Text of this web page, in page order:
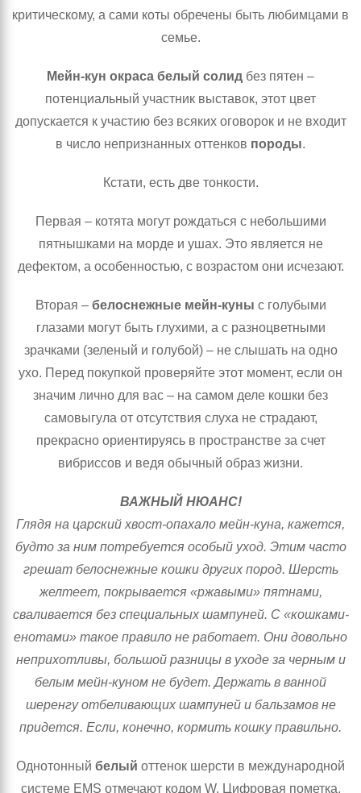
критическому, а сами коты обречены быть любимцами в
семье.
Мейн-кун окраса белый солид без пятен –
потенциальный участник выставок, этот цвет
допускается к участию без всяких оговорок и не входит
в число непризнанных оттенков породы.
Кстати, есть две тонкости.
Первая – котята могут рождаться с небольшими
пятнышками на морде и ушах. Это является не
дефектом, а особенностью, с возрастом они исчезают.
Вторая – белоснежные мейн-куны с голубыми
глазами могут быть глухими, а с разноцветными
зрачками (зеленый и голубой) – не слышать на одно
ухо. Перед покупкой проверяйте этот момент, если он
значим лично для вас – на самом деле кошки без
самовыгула от отсутствия слуха не страдают,
прекрасно ориентируясь в пространстве за счет
вибриссов и ведя обычный образ жизни.
ВАЖНЫЙ НЮАНС!
Глядя на царский хвост-опахало мейн-куна, кажется,
будто за ним потребуется особый уход. Этим часто
грешат белоснежные кошки других пород. Шерсть
желтеет, покрывается «ржавыми» пятнами,
сваливается без специальных шампуней. С «кошками-
енотами» такое правило не работает. Они довольно
неприхотливы, большой разницы в уходе за черным и
белым мейн-куном не будет. Держать в ванной
шеренгу отбеливающих шампуней и бальзамов не
придется. Если, конечно, кормить кошку правильно.
Однотонный белый оттенок шерсти в международной
системе EMS отмечают кодом W. Цифровая пометка,